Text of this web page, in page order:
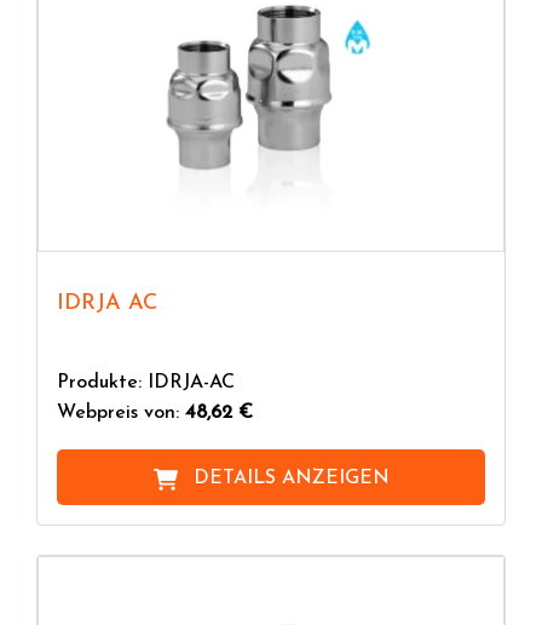
IDRJA AC
Produkte: IDRJA-AC
Webpreis von: 48,62 €
DETAILS ANZEIGEN